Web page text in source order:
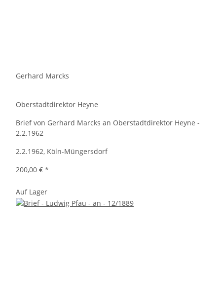
Gerhard Marcks
Oberstadtdirektor Heyne
Brief von Gerhard Marcks an Oberstadtdirektor Heyne -
2.2.1962
2.2.1962, Köln-Müngersdorf
200,00 € *
Auf Lager